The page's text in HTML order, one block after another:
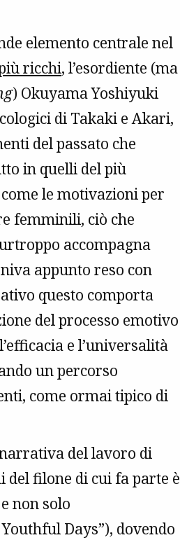
elemento centrale nel
ricchi, l’esordiente (ma
) Okuyama Yoshiyuki
di Takaki e Akari,
del passato che
in quelli del più
le motivazioni per
femminili, ciò che
accompagna
appunto reso con
questo comporta
del processo emotivo
e l’universalità
un percorso
come ormai tipico di
del lavoro di
del filone di cui fa parte è
non solo
Days”), dovendo